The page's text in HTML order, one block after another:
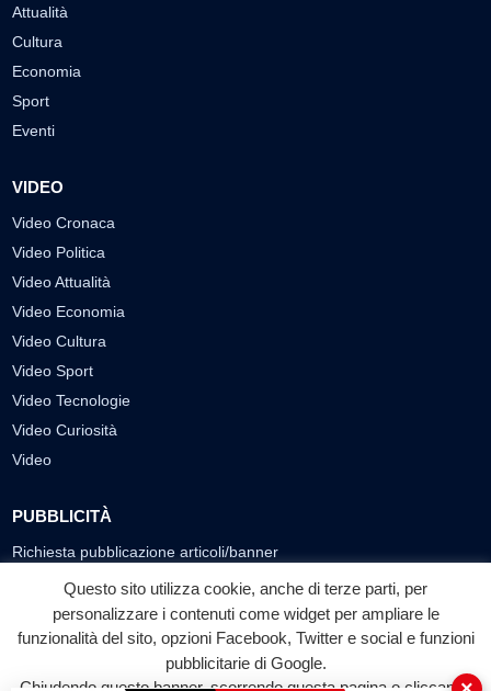
Attualità
Cultura
Economia
Sport
Eventi
VIDEO
Video Cronaca
Video Politica
Video Attualità
Video Economia
Video Cultura
Video Sport
Video Tecnologie
Video Curiosità
Video
PUBBLICITÀ
Richiesta pubblicazione articoli/banner
SEGUICI SUI SOCIAL
f
Facebook
◎ ▶
YouTube
Questo sito utilizza cookie, anche di terze parti, per
personalizzare i contenuti come widget per ampliare le
funzionalità del sito, opzioni Facebook, Twitter e social e funzioni
pubblicitarie di Google.